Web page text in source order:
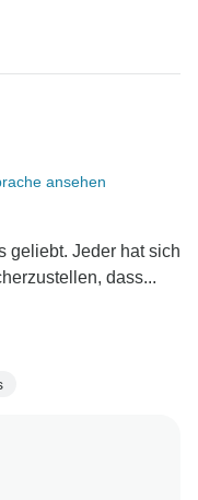
ansehen
geliebt. Jeder hat sich
dass...